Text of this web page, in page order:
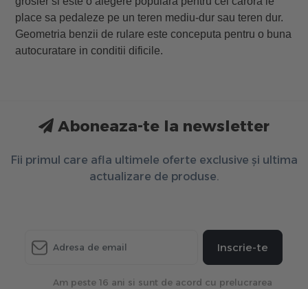
place sa pedaleze pe un teren mediu-dur sau teren dur.
Geometria benzii de rulare este conceputa pentru o buna
autocuratare in conditii dificile.
Aboneaza-te la newsletter
Fii primul care afla ultimele oferte exclusive și ultima
actualizare de produse.
Inscrie-te
Am peste 16 ani si sunt de acord cu prelucrarea